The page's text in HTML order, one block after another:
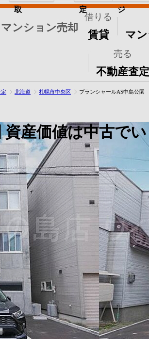
マンション売却
借りる
賃貸 マ
売る
不動産査定
取 定 ジ
北海道 札幌市中央区 ブランシャールAS中島公園
資産価値は中古で